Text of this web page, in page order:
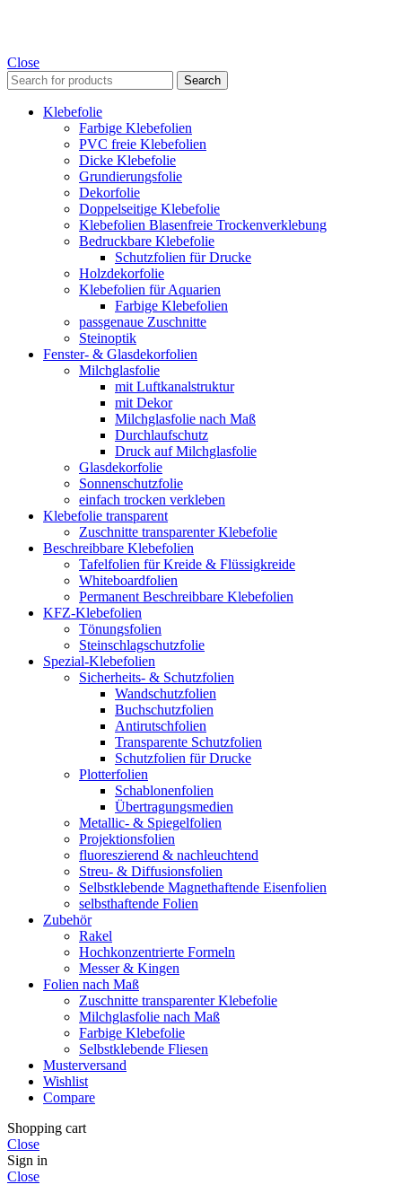
Close
Search
Klebefolie
Farbige Klebefolien
PVC freie Klebefolien
Dicke Klebefolie
Grundierungsfolie
Dekorfolie
Doppelseitige Klebefolie
Klebefolien Blasenfreie Trockenverklebung
Bedruckbare Klebefolie
Schutzfolien für Drucke
Holzdekorfolie
Klebefolien für Aquarien
Farbige Klebefolien
passgenaue Zuschnitte
Steinoptik
Fenster- & Glasdekorfolien
Milchglasfolie
mit Luftkanalstruktur
mit Dekor
Milchglasfolie nach Maß
Durchlaufschutz
Druck auf Milchglasfolie
Glasdekorfolie
Sonnenschutzfolie
einfach trocken verkleben
Klebefolie transparent
Zuschnitte transparenter Klebefolie
Beschreibbare Klebefolien
Tafelfolien für Kreide & Flüssigkreide
Whiteboardfolien
Permanent Beschreibbare Klebefolien
KFZ-Klebefolien
Tönungsfolien
Steinschlagschutzfolie
Spezial-Klebefolien
Sicherheits- & Schutzfolien
Wandschutzfolien
Buchschutzfolien
Antirutschfolien
Transparente Schutzfolien
Schutzfolien für Drucke
Plotterfolien
Schablonenfolien
Übertragungsmedien
Metallic- & Spiegelfolien
Projektionsfolien
fluoreszierend & nachleuchtend
Streu- & Diffusionsfolien
Selbstklebende Magnethaftende Eisenfolien
selbsthaftende Folien
Zubehör
Rakel
Hochkonzentrierte Formeln
Messer & Kingen
Folien nach Maß
Zuschnitte transparenter Klebefolie
Milchglasfolie nach Maß
Farbige Klebefolie
Selbstklebende Fliesen
Musterversand
Wishlist
Compare
Shopping cart
Close
Sign in
Close